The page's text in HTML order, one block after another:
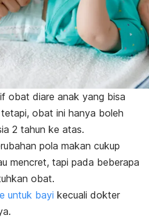
obat diare anak yang bisa
obat ini hanya boleh
2 tahun ke atas.
pola makan cukup
mencret, tapi pada beberapa
obat.
untuk bayi kecuali dokter